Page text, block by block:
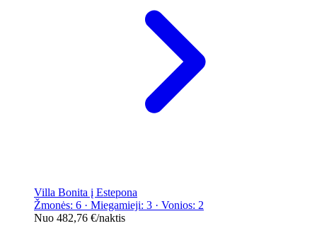
Villa Bonita į Estepona
Žmonės: 6 · Miegamieji: 3 · Vonios: 2
Nuo 482,76 €/naktis